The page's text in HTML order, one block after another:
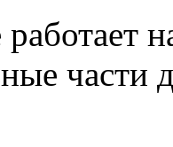
части